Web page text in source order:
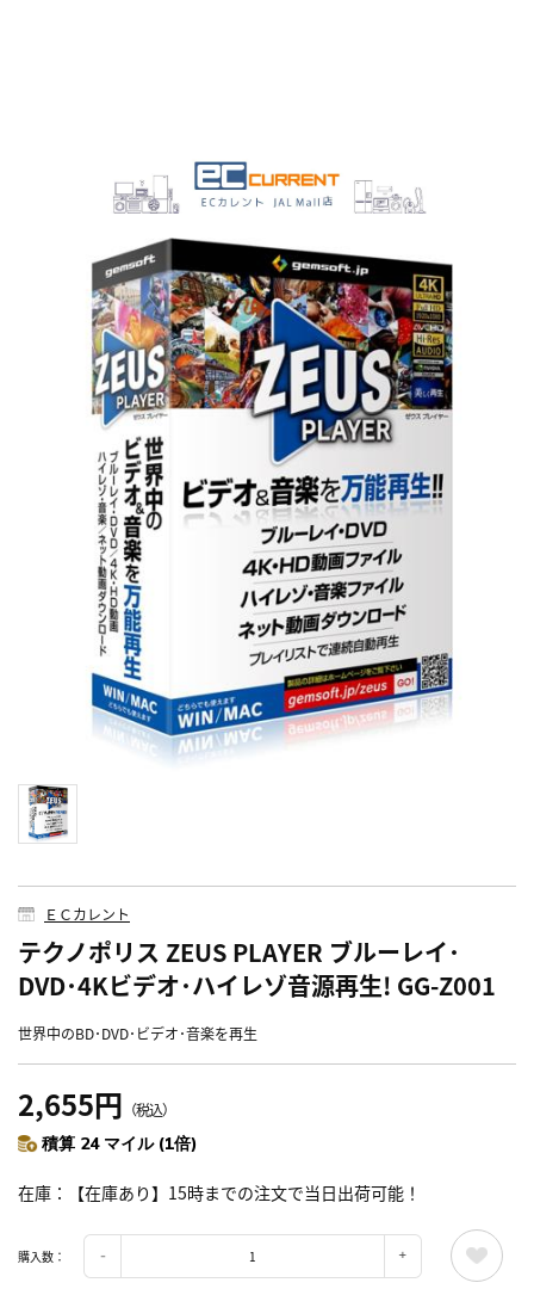
ＥＣカレント
テクノポリス ZEUS PLAYER ブルーレイ･
DVD･4Kビデオ･ハイレゾ音源再生! GG-Z001
世界中のBD･DVD･ビデオ･音楽を再生
2,655円 （税込）
積算 24 マイル (1倍)
在庫 【在庫あり】15時までの注文で当日出荷可能！
購入数：